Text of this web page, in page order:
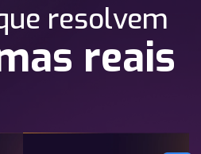
resolvem
reais